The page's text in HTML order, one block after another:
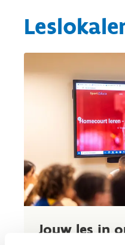
Jouw les in